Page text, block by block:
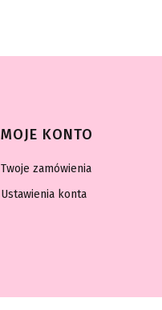
MOJE KONTO
Twoje zamówienia
Ustawienia konta